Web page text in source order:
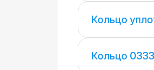
Кольцо
Кольцо